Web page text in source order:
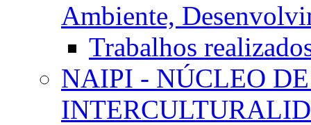
Ambiente,
Trabalhos
NAIPI - NÚCLEO